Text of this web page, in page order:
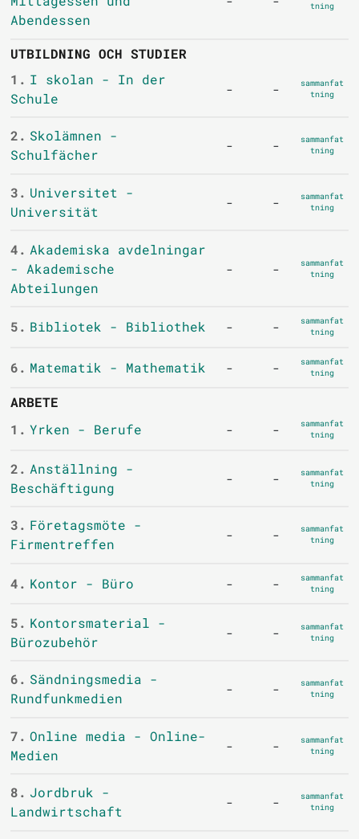
Abendessen
tning
UTBILDNING OCH STUDIER
1. I skolan - In der
Schule
- -
sammanfat
tning
2. Skolämnen -
Schulfächer
- -
sammanfat
tning
3. Universitet -
Universität
- -
sammanfat
tning
4. Akademiska avdelningar
- Akademische
Abteilungen
- -
sammanfat
tning
5. Bibliotek - Bibliothek - -
sammanfat
tning
6. Matematik - Mathematik - -
sammanfat
tning
ARBETE
1. Yrken - Berufe - -
sammanfat
tning
2. Anställning -
Beschäftigung
- -
sammanfat
tning
3. Företagsmöte -
Firmentreffen
- -
sammanfat
tning
4. Kontor - Büro - -
sammanfat
tning
5. Kontorsmaterial -
Bürozubehör
- -
sammanfat
tning
6. Sändningsmedia -
Rundfunkmedien
- -
sammanfat
tning
7. Online media - Online-
Medien
- -
sammanfat
tning
8. Jordbruk -
Landwirtschaft
- -
sammanfat
tning